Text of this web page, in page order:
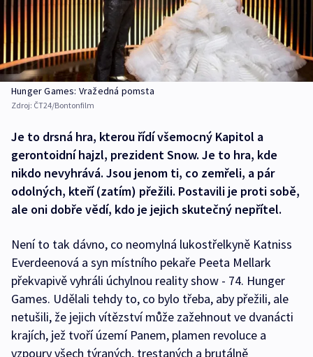
Hunger Games: Vražedná pomsta
Zdroj: ČT24/Bontonfilm
Je to drsná hra, kterou řídí všemocný Kapitol a
gerontoidní hajzl, prezident Snow. Je to hra, kde
nikdo nevyhrává. Jsou jenom ti, co zemřeli, a pár
odolných, kteří (zatím) přežili. Postavili je proti sobě,
ale oni dobře vědí, kdo je jejich skutečný nepřítel.
Není to tak dávno, co neomylná lukostřelkyně Katniss
Everdeenová a syn místního pekaře Peeta Mellark
překvapivě vyhráli úchylnou reality show - 74. Hunger
Games. Udělali tehdy to, co bylo třeba, aby přežili, ale
netušili, že jejich vítězství může zažehnout ve dvanácti
krajích, jež tvoří území Panem, plamen revoluce a
vzpoury všech týraných, trestaných a brutálně